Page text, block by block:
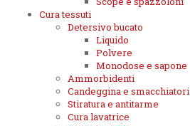
Cura tessuti
Detersivo bucato
Liquido
Polvere
Monodose e sapone
Ammorbidenti
Candeggina e smacchiatori
Stiratura e antitarme
Cura lavatrice